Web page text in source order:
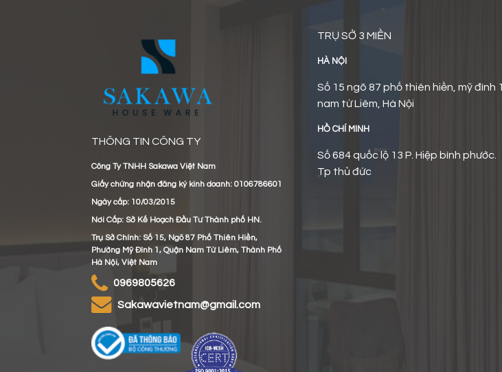
THÔNG TIN CÔNG TY
Công Ty TNHH Sakawa Việt Nam
Giấy chứng nhận đăng ký kinh doanh: 0106786601
Ngày cấp: 10/03/2015
Nơi Cấp: Sở Kế Hoạch Đầu Tư Thành phố HN.
Trụ Sở Chính: Số 15, Ngõ 87 Phố Thiên Hiền,
Phường Mỹ Đình 1, Quận Nam Từ Liêm, Thành Phố
Hà Nội, Việt Nam
0969805626
sakawavietnam@gmail.com
TRỤ SỞ 3 MIỀN
HÀ NỘI
Số 15 ngõ 87 phố thiên hiền, mỹ đình 1,
nam từ Liêm, Hà Nội
HỒ CHÍ MINH
Số 684 quốc lộ 13 P. Hiệp bình phước.
Tp thủ đức